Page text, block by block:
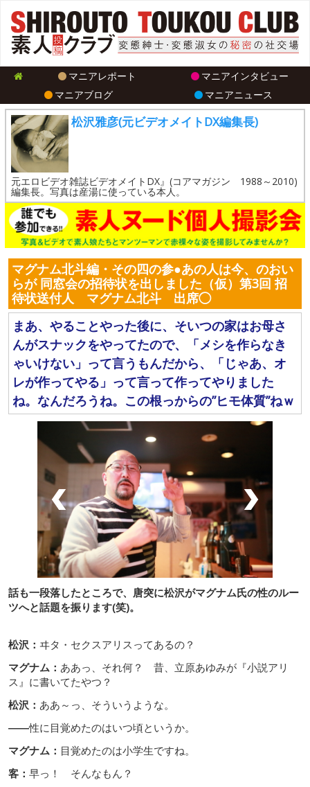
マニアレポート
マニアインタビュー
マニアブログ
マニアニュース
松沢雅彦(元ビデオメイトDX編集長)
元エロビデオ雑誌ビデオメイトDX』(コアマガジン 1988～2010)
編集長。写真は産湯に使っている本人。
マグナム北斗編・その四の参●あの人は今、のおい
らが 同窓会の招待状を出しました（仮）第3回 招
待状送付人 マグナム北斗 出席◯
まあ、やることやった後に、そいつの家はお母さ
んがスナックをやってたので、「メシを作らなき
ゃいけない」って言うもんだから、「じゃあ、オ
レが作ってやる」って言って作ってやりました
ね。なんだろうね。この根っからの”ヒモ体質”ねｗ
話も一段落したところで、唐突に松沢がマグナム氏の性のルー
ツへと話題を振ります(笑)。
松沢： ヰタ・セクスアリスってあるの？
マグナム： ああっ、それ何？ 昔、立原あゆみが『小説アリ
ス』に書いてたやつ？
松沢： ああ～っ、そういうような。
――性に目覚めたのはいつ頃というか。
マグナム： 目覚めたのは小学生ですね。
客： 早っ！ そんなもん？